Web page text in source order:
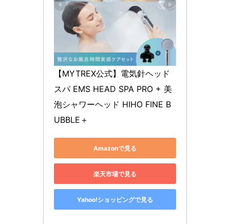
【MYTREX公式】電気針ヘッド
スパ EMS HEAD SPA PRO + 美
泡シャワーヘッド HIHO FINE B
UBBLE＋
Amazonで見る
楽天市場で見る
Yahoo!ショッピングで見る